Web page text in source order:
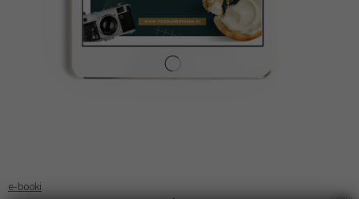
e-booki